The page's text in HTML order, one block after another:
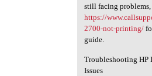
still facing
https://
2700-not-printing/
guide.
Troubleshooting HP
Issues